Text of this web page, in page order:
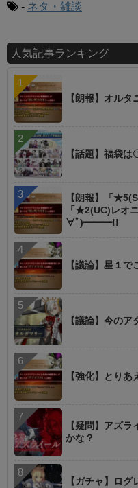
- ネタ・雑談
人気記事ランキング
【朗報】オル
【話題】福袋
【朗報】「
「★2(UC)レオ
∀ﾟ)━━━!!
【議論】星１
【議論】今の
【強化】とり
【疑問】アズ
かな？
【ガチャ】ロ